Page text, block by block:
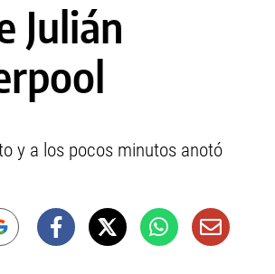
Julián
y a los pocos minutos anotó